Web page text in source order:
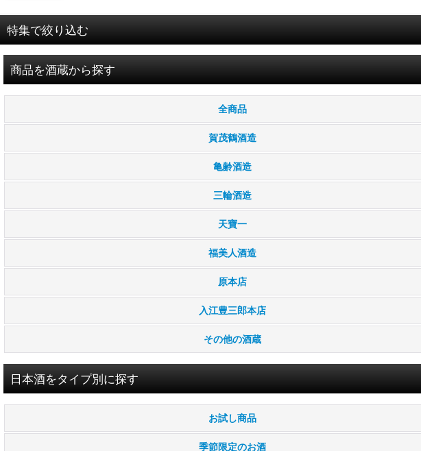
特集で絞り込む
お試し商品
すべての商品見れます
季節限定のお酒
純米大吟醸酒
大吟醸酒
1.8Ｌ(一升瓶)
720ml(四合瓶)
商品を酒蔵から探す
全商品
賀茂鶴酒造
亀齢酒造
三輪酒造
天寶一
福美人酒造
原本店
入江豊三郎本店
その他の酒蔵
日本酒をタイプ別に探す
お試し商品
季節限定のお酒